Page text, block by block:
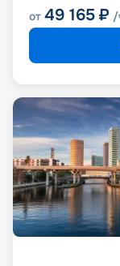
от 49 165 ₽ /